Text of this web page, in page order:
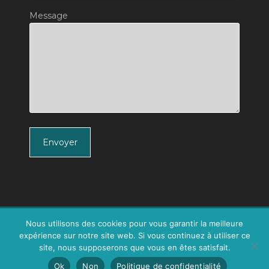
Message
Envoyer
MENTIONS LEGALES
CONDITIONS GÉNÉRALES DE VENTE ET D’UTILISATION
POLITIQUE DE CONFIDENTALITE
© COPYRIGHT 2014-2025 - MARJORIE LE BON - TOUS
Nous utilisons des cookies pour vous garantir la meilleure
expérience sur notre site web. Si vous continuez à utiliser ce
site, nous supposerons que vous en êtes satisfait.
Ok
Non Politique de confidentialité